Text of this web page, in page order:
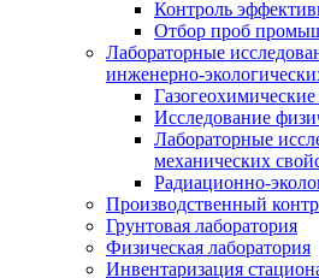
Контроль
Отбор проб
Лабораторные
инженерно-
Исследование
Лабораторные
механических
Радиационно-
Производственный
Грунтовая лаборатория
Физическая лаборатория
Инвентаризация